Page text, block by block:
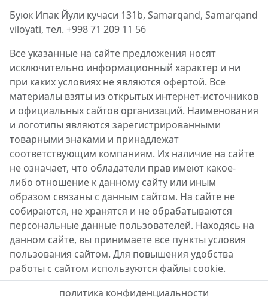
Буюк Ипак Йули кучаси 131b, Samarqand, Samarqand
viloyati, тел. +998 71 209 11 56
Все указанные на сайте предложения носят
исключительно информационный характер и ни
при каких условиях не являются офертой. Все
материалы взяты из открытых интернет-источников
и официальных сайтов организаций. Наименования
и логотипы являются зарегистрированными
товарными знаками и принадлежат
соответствующим компаниям. Их наличие на сайте
не означает, что обладатели прав имеют какое-
либо отношение к данному сайту или иным
образом связаны с данным сайтом. На сайте не
собираются, не хранятся и не обрабатываются
персональные данные пользователей. Находясь на
данном сайте, вы принимаете все пункты условия
пользования сайтом. Для повышения удобства
работы с сайтом используются файлы cookie.
политика конфиденциальности